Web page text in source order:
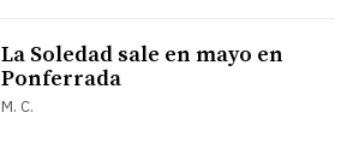
La Soledad sale en mayo en
Ponferrada
M. C.